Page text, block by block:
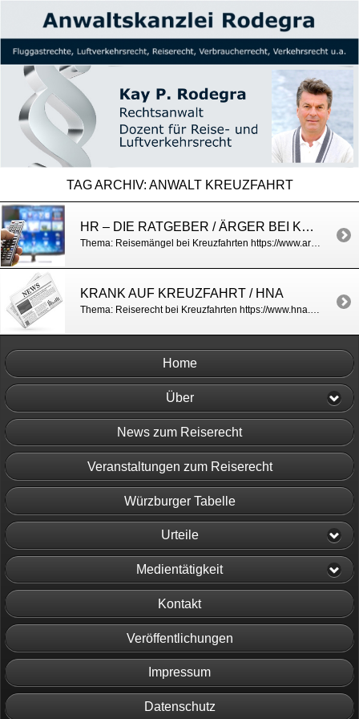
TAG ARCHIV: ANWALT KREUZFAHRT
HR – DIE RATGEBER / ÄRGER BEI KREUZFAHRTEN
Thema: Reisemängel bei Kreuzfahrten https://www.ardmediathek.de/video/die-ratgeber/die-ratgeber-vom-11-07-2022/hr-fernsehen/Y3JpZDovL2hyLW9ubGluZS8xNzU5Nzc
KRANK AUF KREUZFAHRT / HNA
Thema: Reiserecht bei Kreuzfahrten https://www.hna.de/reise/darum-sollten-kreuzfahrt-passagiere-schiff-niemals-krank-werden-zr-11757351.html
Home
Über
News zum Reiserecht
Veranstaltungen zum Reiserecht
Würzburger Tabelle
Urteile
Medientätigkeit
Kontakt
Veröffentlichungen
Impressum
Datenschutz